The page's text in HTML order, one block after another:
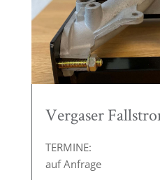
Vergaser
TERMINE:
auf Anfrage